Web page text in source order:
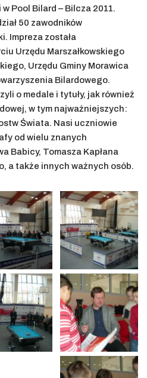
Pool Bilard – Bilcza 2011.
50 zawodników
Impreza została
Urzędu Marszałkowskiego
Urzędu Gminy Morawica
Bilardowego.
o medale i tytuły, jak również
w tym najważniejszych:
Świata. Nasi uczniowie
od wielu znanych
Babicy, Tomasza Kapłana
a także innych ważnych osób.